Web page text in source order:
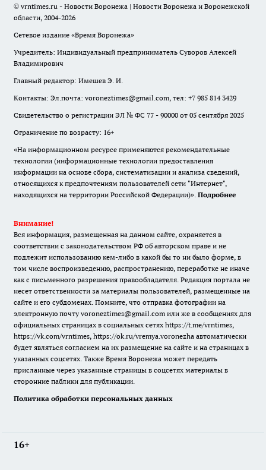
© vrntimes.ru - Новости Воронежа | Новости Воронежа и Воронежской
области, 2004-2026
Сетевое издание «Время Воронежа»
Учредитель: Индивидуальный предприниматель Суворов Алексей
Владимирович
Главный редактор: Имешев Э. И.
Контакты: Эл.почта: voroneztimes@gmail.com, тел: +7 985 814 3429
Свидетельство о регистрации ЭЛ № ФС 77 - 90000 от 05 сентября 2025
Ограничение по возрасту: 16+
«На информационном ресурсе применяются рекомендательные
технологии (информационные технологии предоставления
информации на основе сбора, систематизации и анализа сведений,
относящихся к предпочтениям пользователей сети "Интернет",
находящихся на территории Российской Федерации)». Подробнее
Внимание!
Вся информация, размещенная на данном сайте, охраняется в
соответствии с законодательством РФ об авторском праве и не
подлежит использованию кем-либо в какой бы то ни было форме, в
том числе воспроизведению, распространению, переработке не иначе
как с письменного разрешения правообладателя. Редакция портала не
несет ответственности за материалы пользователей, размещенные на
сайте и его субдоменах. Помните, что отправка фотографии на
электронную почту voroneztimes@gmail.com или же в сообщениях для
официальных страницах в социальных сетях https://t.me/vrntimes,
https://vk.com/vrntimes, https://ok.ru/vremya.voronezha автоматически
будет являться согласием на их размещение на сайте и на страницах в
указанных соцсетях. Также Время Воронежа может передать
присланные через указанные страницы в соцсетях материалы в
сторонние паблики для публикации.
Политика обработки персональных данных
16+